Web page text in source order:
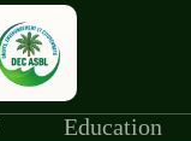
Education